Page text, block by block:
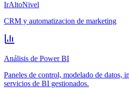
IrAltoNivel
CRM y automatizacion de marketing
Análisis de Power BI
Paneles de control, modelado de datos,
servicios de BI gestionados.